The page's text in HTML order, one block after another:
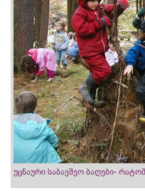
უცნაური საბავშვო ბაღები-